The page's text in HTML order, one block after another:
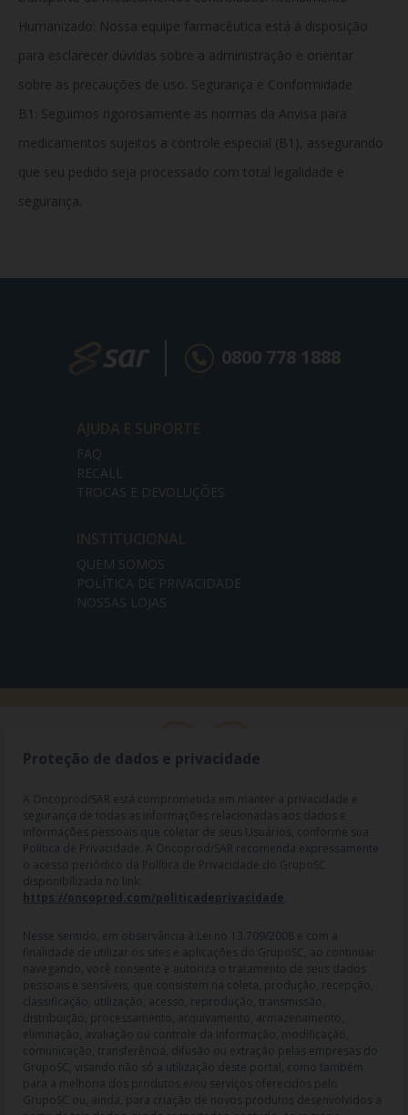
Humanizado: Nossa equipe farmacêutica está à disposição
para esclarecer dúvidas sobre a administração e orientar
sobre as precauções de uso. Segurança e Conformidade
B1: Seguimos rigorosamente as normas da Anvisa para
medicamentos sujeitos a controle especial (B1), assegurando
que seu pedido seja processado com total legalidade e
segurança.
0800 778 1888
AJUDA E SUPORTE
FAQ
RECALL
TROCAS E DEVOLUÇÕES
INSTITUCIONAL
QUEM SOMOS
POLÍTICA DE PRIVACIDADE
NOSSAS LOJAS
RAZÃO SOCIAL: ONCO PROD DIST. DE PROD. HOSP. E ONCOL. LTDA |
04.307.650/0019-64 | IE: 119.242.793.110 | Endereço R: Olimpíadas, nº
100 2º andar CJ 21 22 - Vila Olímpia - SP | Cep: 04551-000 |
Farmacêutico responsável: Dra. Gislaine Lopes de Jesus - CRF/SP 47509
| AFE: 7.60997-7 | CMVS: 355030801-477-010609-1-0.
As informações contidas neste site não devem ser usadas para
automedicação e não substituem, em hipótese alguma, as orientações
dadas pelo profissional da área médica. Somente o médico está apto a
diagnosticar qualquer problema de saúde e prescrever o tratamento
adequado. Ao persistirem os sintomas, um médico deverá ser
consultado. Os preços, as promoções, o frete e as condições de
Proteção de dados e privacidade
A Oncoprod/SAR está comprometida em manter a privacidade e
segurança de todas as informações relacionadas aos dados e
informações pessoais que coletar de seus Usuários, conforme sua
Política de Privacidade. A Oncoprod/SAR recomenda expressamente
o acesso periódico da Política de Privacidade do GrupoSC
disponibilizada no link:
https://oncoprod.com/politicadeprivacidade
Nesse sentido, em observância à Lei no 13.709/2008 e com a
finalidade de utilizar os sites e aplicações do GrupoSC, ao continuar
navegando, você consente e autoriza o tratamento de seus dados
pessoais e sensíveis, que consistem na coleta, produção, recepção,
classificação, utilização, acesso, reprodução, transmissão,
distribuição, processamento, arquivamento, armazenamento,
eliminação, avaliação ou controle da informação, modificação,
comunicação, transferência, difusão ou extração pelas empresas do
GrupoSC, visando não só a utilização deste portal, como também
para a melhoria dos produtos e/ou serviços oferecidos pelo
GrupoSC ou, ainda, para criação de novos produtos desenvolvidos a